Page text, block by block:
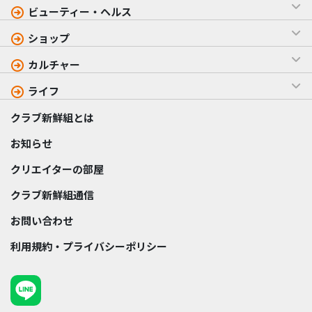
ビューティー・ヘルス
ショップ
カルチャー
ライフ
クラブ新鮮組とは
お知らせ
クリエイターの部屋
クラブ新鮮組通信
お問い合わせ
利用規約・プライバシーポリシー